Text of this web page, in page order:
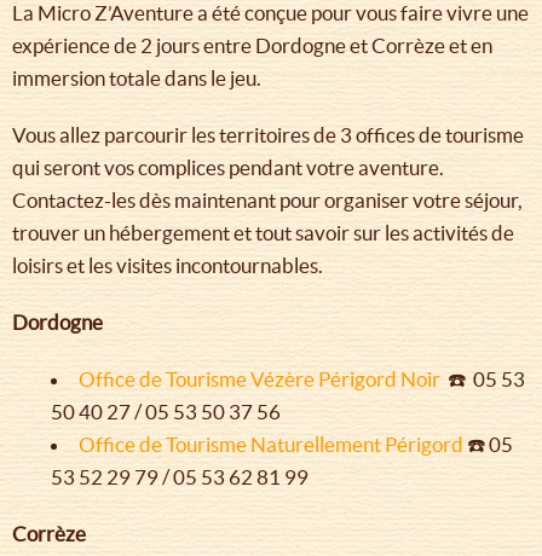
La Micro Z’Aventure a été conçue pour vous faire vivre une
expérience de 2 jours entre Dordogne et Corrèze et en
immersion totale dans le jeu.
Vous allez parcourir les territoires de 3 offices de tourisme
qui seront vos complices pendant votre aventure.
Contactez-les dès maintenant pour organiser votre séjour,
trouver un hébergement et tout savoir sur les activités de
loisirs et les visites incontournables.
Dordogne
Office de Tourisme Vézère Périgord Noir ☎️ 05 53
50 40 27 / 05 53 50 37 56
Office de Tourisme Naturellement Périgord ☎️ 05
53 52 29 79 / 05 53 62 81 99
Corrèze